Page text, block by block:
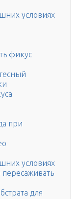
условиях
фикус
при
условиях
пересаживать
для